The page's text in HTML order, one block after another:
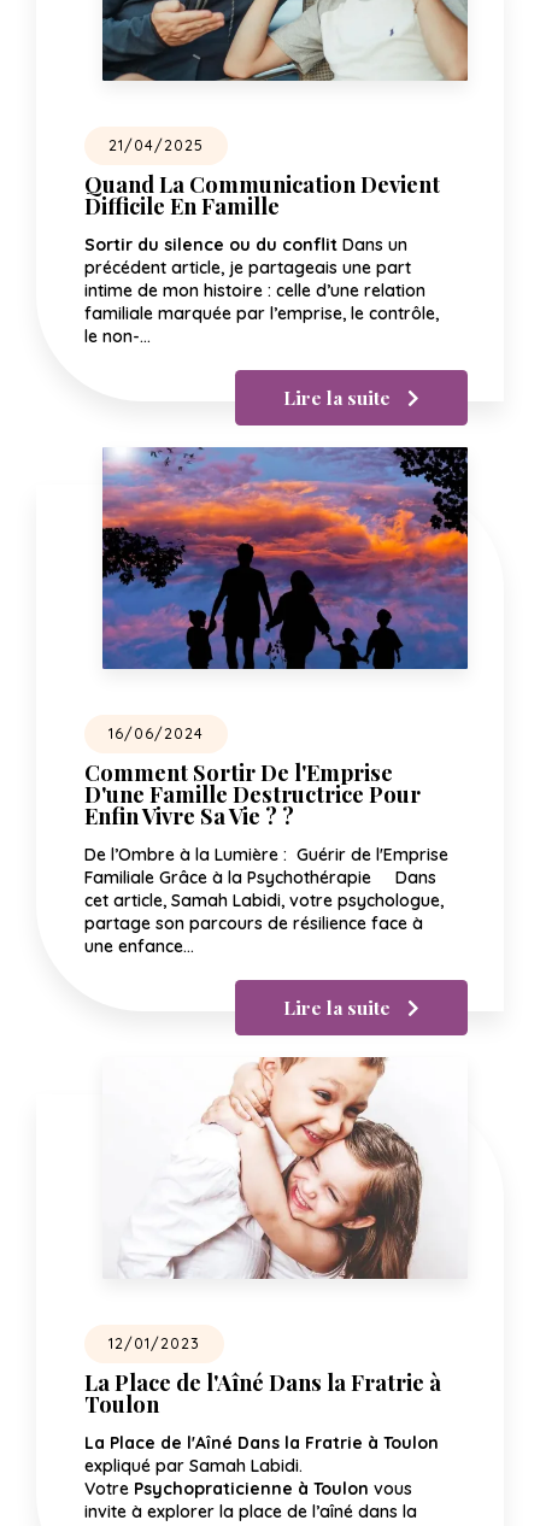
21/04/2025
Quand La Communication Devient
Difficile En Famille
Sortir du silence ou du conflit Dans un
précédent article, je partageais une part
intime de mon histoire : celle d’une relation
familiale marquée par l’emprise, le contrôle,
le non-…
Lire la suite
16/06/2024
Comment Sortir De l'Emprise
D'une Famille Destructrice Pour
Enfin Vivre Sa Vie ? ?
De l’Ombre à la Lumière : Guérir de l'Emprise
Familiale Grâce à la Psychothérapie Dans
cet article, Samah Labidi, votre psychologue,
partage son parcours de résilience face à
une enfance…
Lire la suite
12/01/2023
La Place de l'Aîné Dans la Fratrie à
Toulon
La Place de l'Aîné Dans la Fratrie à Toulon
expliqué par Samah Labidi.
Votre Psychopraticienne à Toulon vous
invite à explorer la place de l’aîné dans la